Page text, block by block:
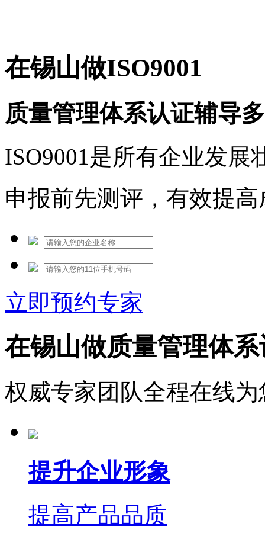
在锡山做ISO9001
质量管理体系认证辅导
ISO9001是所有企业发展
申报前先测评，有效提
立即预约专家
在锡山做质量管理体
权威专家团队全程在线
提升企业形象
提高产品品质